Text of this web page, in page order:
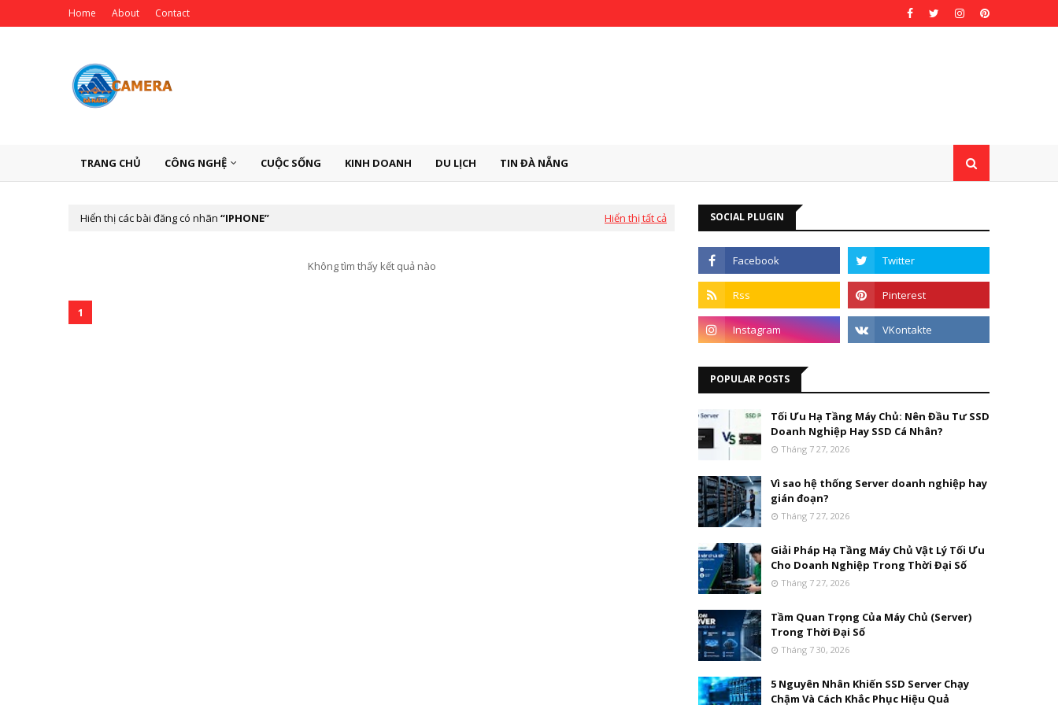
Home About Contact
TRANG CHỦ CÔNG NGHỆ CUỘC SỐNG KINH DOANH DU LỊCH TIN ĐÀ NẴNG
Hiển thị các bài đăng có nhãn IPHONE Hiển thị tất cả
Không tìm thấy kết quả nào
1
SOCIAL PLUGIN
POPULAR POSTS
Tối Ưu Hạ Tầng Máy Chủ: Nên Đầu Tư SSD
Doanh Nghiệp Hay SSD Cá Nhân?
Tháng 7 27, 2026
Vì sao hệ thống Server doanh nghiệp hay
gián đoạn?
Tháng 7 27, 2026
Giải Pháp Hạ Tầng Máy Chủ Vật Lý Tối Ưu
Cho Doanh Nghiệp Trong Thời Đại Số
Tháng 7 27, 2026
Tầm Quan Trọng Của Máy Chủ (Server)
Trong Thời Đại Số
Tháng 7 30, 2026
5 Nguyên Nhân Khiến SSD Server Chạy
Chậm Và Cách Khắc Phục Hiệu Quả